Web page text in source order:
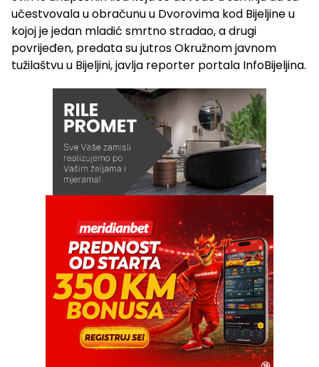
učestvovala u obračunu u Dvorovima kod Bijeljine u
kojoj je jedan mladić smrtno stradao, a drugi
povrijeđen, predata su jutros Okružnom javnom
tužilaštvu u Bijeljini, javlja reporter portala InfoBijeljina.